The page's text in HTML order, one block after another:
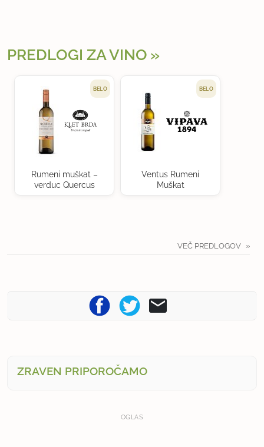
PREDLOGI ZA VINO
BELO
Rumeni muškat –
verduc Quercus
BELO
Ventus Rumeni
Muškat
VEČ PREDLOGOV
ZRAVEN PRIPOROČAMO
OGLAS